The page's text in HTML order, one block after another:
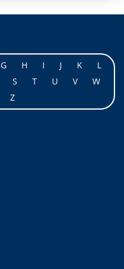
G H I J K
L
S T U V
W
Z